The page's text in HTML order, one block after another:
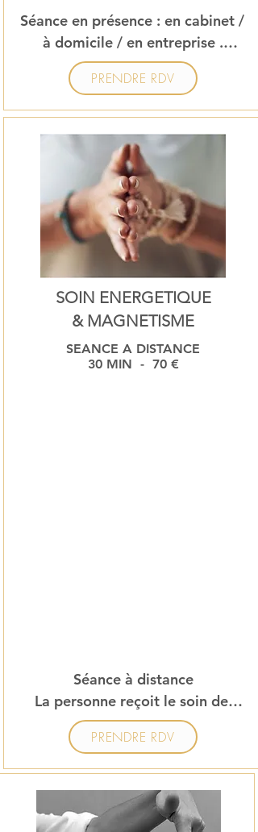
Séance en présence : en cabinet /
à domicile / en entreprise .
( locaux mis à disposition par
l’entreprise.)
Prévoir 5-10 minutes  d'entretien
avant la séance.
PRENDRE RDV
SOIN ENERGETIQUE
& MAGNETISME
SEANCE A DISTANCE
30 MIN - 70 €
Séance à distance
La personne reçoit le soin de
chez elle.
Un endroit calme nécessaire,
sans être dérangé pendant la
séance.
PRENDRE RDV